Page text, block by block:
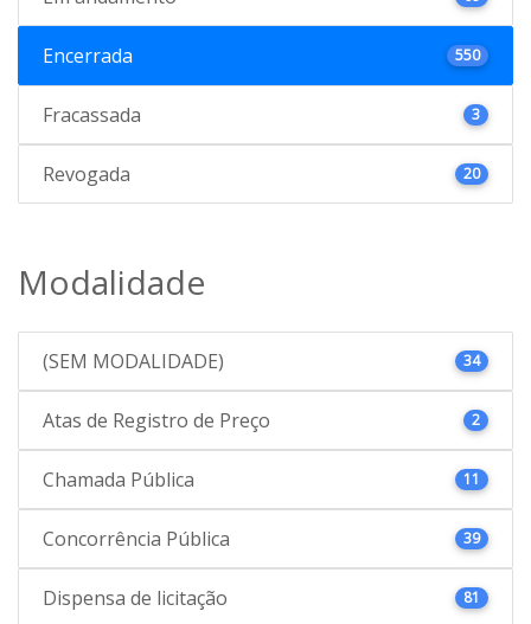
Encerrada 550
Fracassada 3
Revogada 20
Modalidade
(SEM MODALIDADE) 34
Atas de Registro de Preço 2
Chamada Pública 11
Concorrência Pública 39
Dispensa de licitação 81